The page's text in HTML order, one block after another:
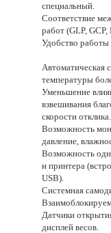
специальный.
Соответствие
работ (GLP, GCP,
Удобство работы
Автоматическая
температуры
Уменьшение
взвешивания
скорости отклика.
Возможность
давление,
Возможность
и принтера
USB).
Системная
Датчики
дисплей весов.